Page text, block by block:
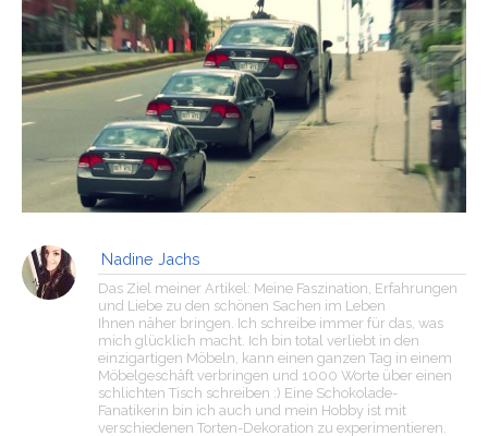
Nadine Jachs
Das Ziel meiner Artikel: Meine Faszination, Erfahrungen
und Liebe zu den schönen Sachen im Leben
Ihnen näher bringen. Ich schreibe immer für das, was
mich glücklich macht. Ich bin total verliebt in den
einzigartigen Möbeln, kann einen ganzen Tag in einem
Möbelgeschäft verbringen und 1000 Worte über einen
schlichten Tisch schreiben :) Eine Schokolade-
Fanatikerin bin ich auch und mein Hobby ist mit
verschiedenen Torten-Dekoration zu experimentieren.